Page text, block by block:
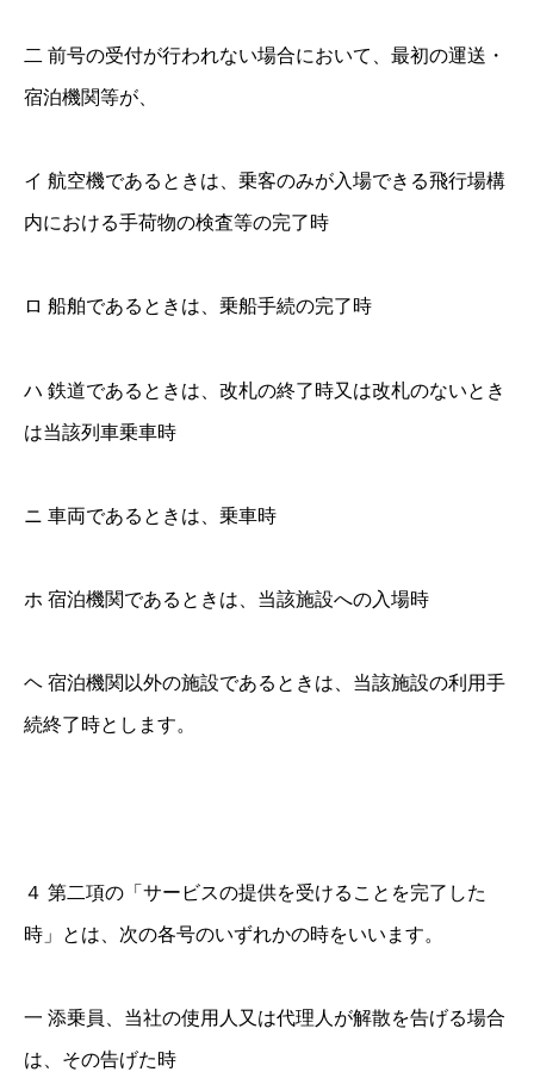
二 前号の受付が行われない場合において、最初の運送・
宿泊機関等が、
イ 航空機であるときは、乗客のみが入場できる飛行場構
内における手荷物の検査等の完了時
ロ 船舶であるときは、乗船手続の完了時
ハ 鉄道であるときは、改札の終了時又は改札のないとき
は当該列車乗車時
ニ 車両であるときは、乗車時
ホ 宿泊機関であるときは、当該施設への入場時
ヘ 宿泊機関以外の施設であるときは、当該施設の利用手
続終了時とします。
４ 第二項の「サービスの提供を受けることを完了した
時」とは、次の各号のいずれかの時をいいます。
一 添乗員、当社の使用人又は代理人が解散を告げる場合
は、その告げた時